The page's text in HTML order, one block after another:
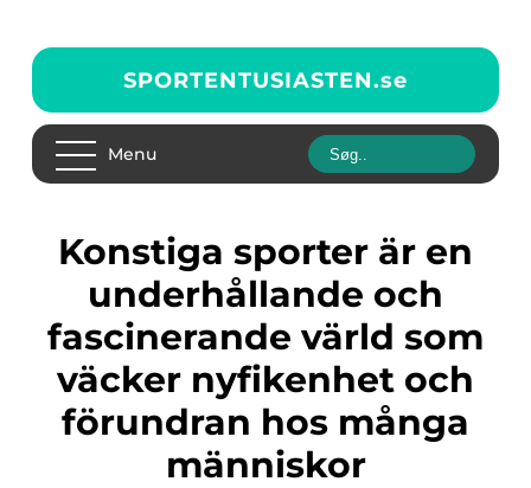
SPORTENTUSIASTEN.se
Menu
Konstiga sporter är en
underhållande och
fascinerande värld som
väcker nyfikenhet och
förundran hos många
människor